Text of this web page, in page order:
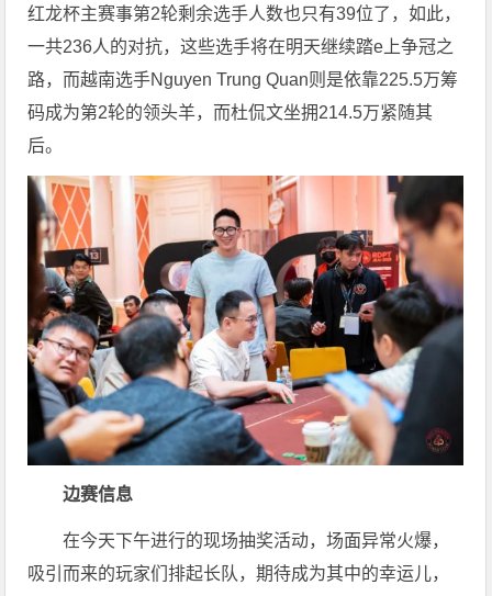
红龙杯主赛事第2轮剩余选手人数也只有39位了，如此，
一共236人的对抗，这些选手将在明天继续踏e上争冠之
路，而越南选手Nguyen Trung Quan则是依靠225.5万筹
码成为第2轮的领头羊，而杜侃文坐拥214.5万紧随其
后。
边赛信息
在今天下午进行的现场抽奖活动，场面异常火爆，
吸引而来的玩家们排起长队，期待成为其中的幸运儿，